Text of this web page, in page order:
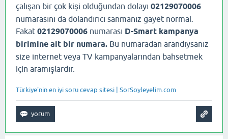
çalışan bir çok kişi olduğundan dolayı 02129070006
numarasını da dolandırıcı sanmanız gayet normal.
Fakat 02129070006 numarası D-Smart kampanya
birimine ait bir numara. Bu numaradan arandıysanız
size internet veya TV kampanyalarından bahsetmek
için aramışlardır.
Türkiye'nin en iyi soru cevap sitesi | SorSoyleyelim.com